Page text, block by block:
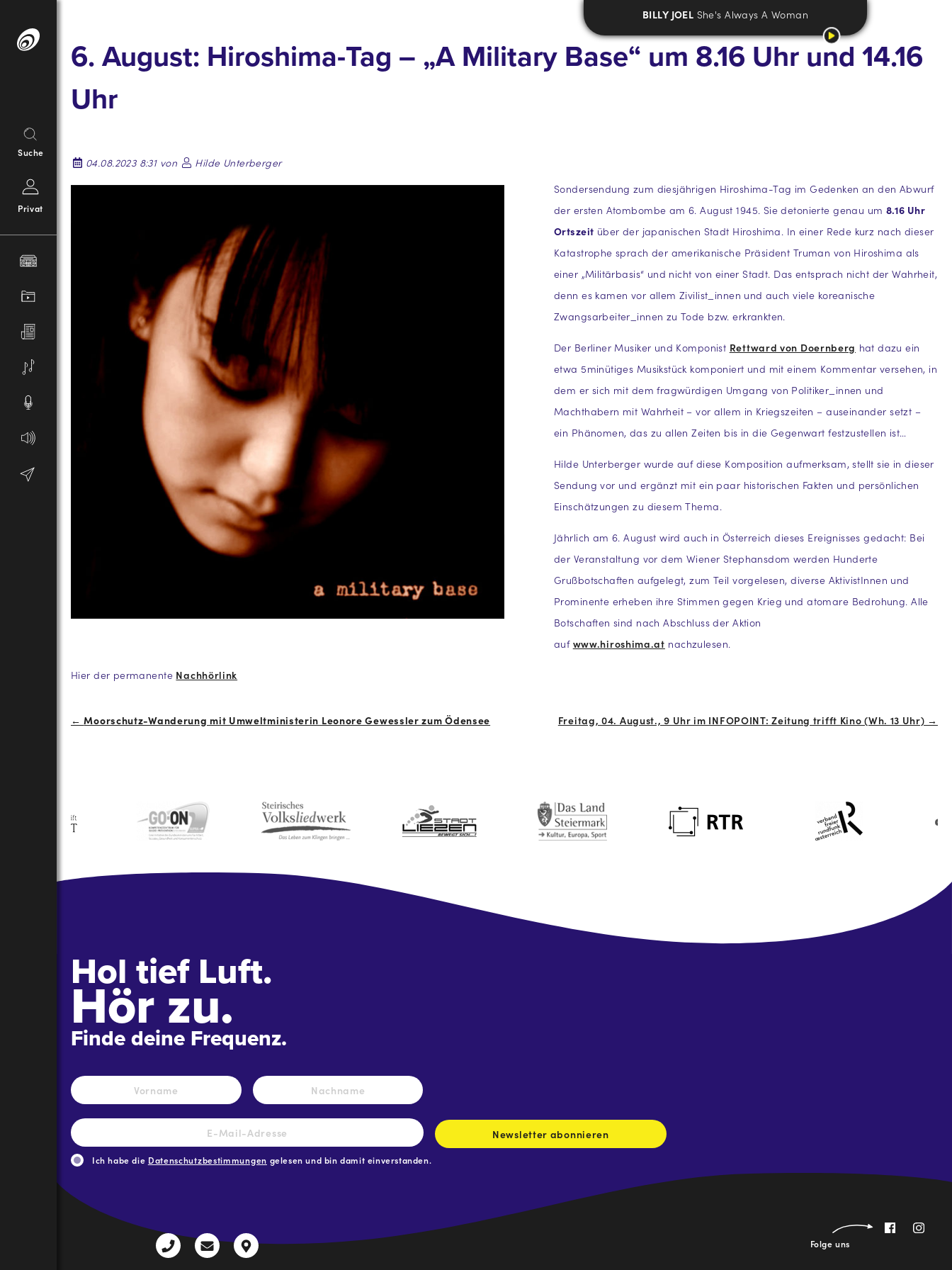
Inhalt
Suche
Privat
BILLY JOEL She's Always A Woman
6. August: Hiroshima-Tag – „A Military Base“ um 8.16 Uhr und 14.16
Uhr
04.08.2023 8:31 von
Hilde Unterberger
Sondersendung zum diesjährigen Hiroshima-Tag im Gedenken an den Abwurf
der ersten Atombombe am 6. August 1945. Sie detonierte genau um 8.16 Uhr
Ortszeit über der japanischen Stadt Hiroshima. In einer Rede kurz nach dieser
Katastrophe sprach der amerikanische Präsident Truman von Hiroshima als
einer „Militärbasis“ und nicht von einer Stadt. Das entsprach nicht der Wahrheit,
denn es kamen vor allem Zivilist_innen und auch viele koreanische
Zwangsarbeiter_innen zu Tode bzw. erkrankten.
Der Berliner Musiker und Komponist Rettward von Doernberg hat dazu ein
etwa 5minütiges Musikstück komponiert und mit einem Kommentar versehen, in
dem er sich mit dem fragwürdigen Umgang von Politiker_innen und
Machthabern mit Wahrheit – vor allem in Kriegszeiten – auseinander setzt –
ein Phänomen, das zu allen Zeiten bis in die Gegenwart festzustellen ist…
Hilde Unterberger wurde auf diese Komposition aufmerksam, stellt sie in dieser
Sendung vor und ergänzt mit ein paar historischen Fakten und persönlichen
Einschätzungen zu diesem Thema.
Jährlich am 6. August wird auch in Österreich dieses Ereignisses gedacht: Bei
der Veranstaltung vor dem Wiener Stephansdom werden Hunderte
Grußbotschaften aufgelegt, zum Teil vorgelesen, diverse AktivistInnen und
Prominente erheben ihre Stimmen gegen Krieg und atomare Bedrohung. Alle
Botschaften sind nach Abschluss der Aktion
auf www.hiroshima.at nachzulesen.
Hier der permanente Nachhörlink
←Moorschutz-Wanderung mit Umweltministerin Leonore Gewessler zum Ödensee Freitag, 04. August., 9 Uhr im INFOPOINT: Zeitung trifft Kino (Wh. 13 Uhr) →
Hol tief Luft.
Hör zu.
Finde deine Frequenz.
Name *
Vorname Nachname
E-
Mail-
Adresse *
Newsletter abonnieren
Ich habe die Datenschutzbestimmungen gelesen und bin damit einverstanden.
Folge uns
+43
radio@freequenns.at
Kulturhausstraße